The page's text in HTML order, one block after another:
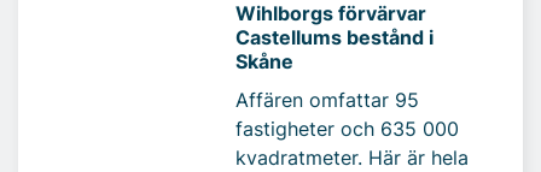
Wihlborgs förvärvar
Castellums bestånd i
Skåne
Affären omfattar 95
fastigheter och 635 000
kvadratmeter. Här är hela